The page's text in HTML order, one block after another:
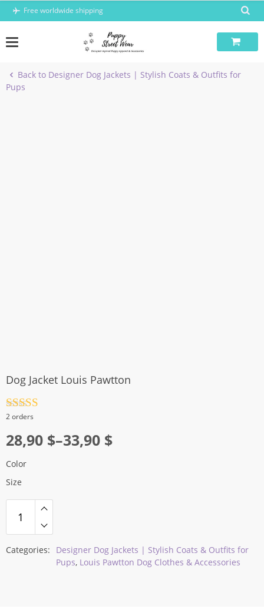
Skip
Free worldwide shipping
Back to Designer Dog Jackets | Stylish Coats & Outfits for
Pups
Dog Jacket Louis Pawtton
Rated
2 orders
28,90 $–33,90 $
Price
range:
28,90 $
33,90 $
Color
Size
Categories:
Designer Dog Jackets | Stylish Coats & Outfits for
Pups, Louis Pawtton Dog Clothes & Accessories